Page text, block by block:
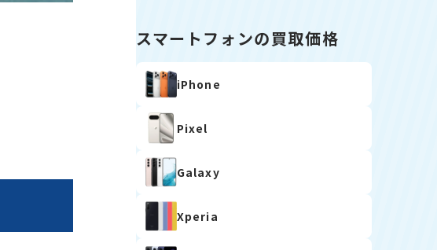
スマートフォンの買取価格
iPhone
Pixel
Galaxy
Xperia